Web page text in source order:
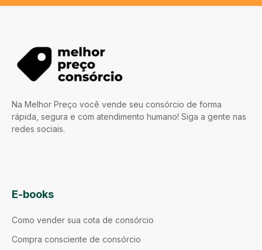
Na Melhor Preço você vende seu consórcio de forma
rápida, segura e com atendimento humano! Siga a gente nas
redes sociais.
E-books
Como vender sua cota de consórcio
Compra consciente de consórcio